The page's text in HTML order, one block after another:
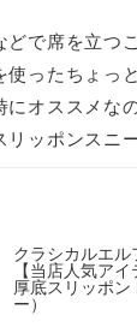
で席を立つ
ったちょっ
オススメな
ッポンスニ
クラシカルエル
【当店人気ア
厚底スリッポン
ー）